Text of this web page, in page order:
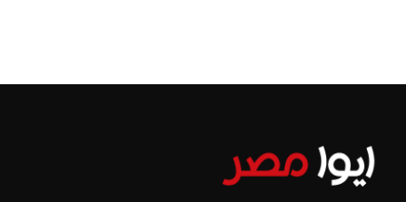
إنفانتينو يخطو نحو ولاية رابعة في
عمر إبراهيم منذ 19 أيام